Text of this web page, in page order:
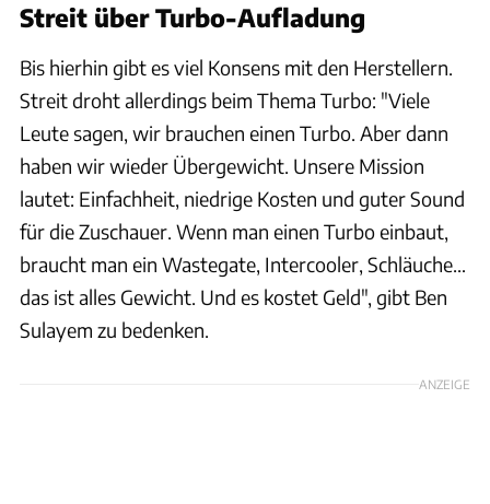
Streit über Turbo-Aufladung
Bis hierhin gibt es viel Konsens mit den Herstellern.
Streit droht allerdings beim Thema Turbo: "Viele
Leute sagen, wir brauchen einen Turbo. Aber dann
haben wir wieder Übergewicht. Unsere Mission
lautet: Einfachheit, niedrige Kosten und guter Sound
für die Zuschauer. Wenn man einen Turbo einbaut,
braucht man ein Wastegate, Intercooler, Schläuche…
das ist alles Gewicht. Und es kostet Geld", gibt Ben
Sulayem zu bedenken.
ANZEIGE